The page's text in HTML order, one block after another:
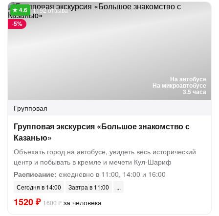
На автобусе
На микроавтобусе
3.5 часа
-5%
1192 отзыва
Групповая
Групповая экскурсия «Большое знакомство с
Казанью»
Объехать город на автобусе, увидеть весь исторический
центр и побывать в кремле и мечети Кул-Шариф
Расписание: ежедневно в 11:00, 14:00 и 16:00
Сегодня в 14:00 Завтра в 11:00
1520 ₽ 1600 ₽ за человека